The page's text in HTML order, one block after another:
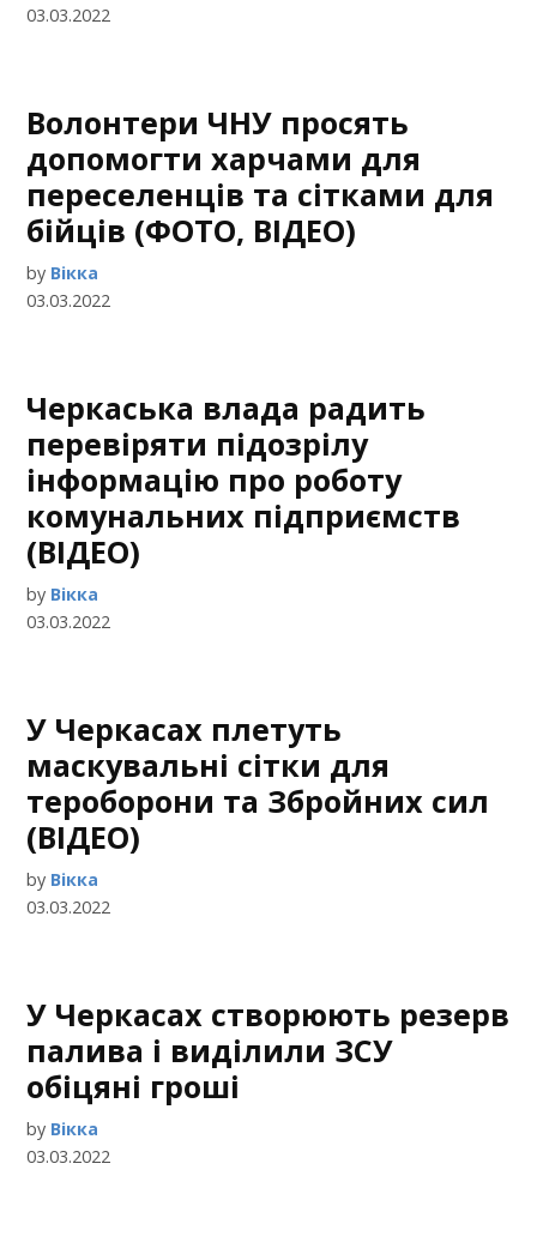
03.03.2022
Волонтери ЧНУ просять
допомогти харчами для
переселенців та сітками для
бійців (ФОТО, ВІДЕО)
by Вікка
03.03.2022
Черкаська влада радить
перевіряти підозрілу
інформацію про роботу
комунальних підприємств
(ВІДЕО)
by Вікка
03.03.2022
У Черкасах плетуть
маскувальні сітки для
тероборони та Збройних сил
(ВІДЕО)
by Вікка
03.03.2022
У Черкасах створюють резерв
палива і виділили ЗСУ
обіцяні гроші
by Вікка
03.03.2022